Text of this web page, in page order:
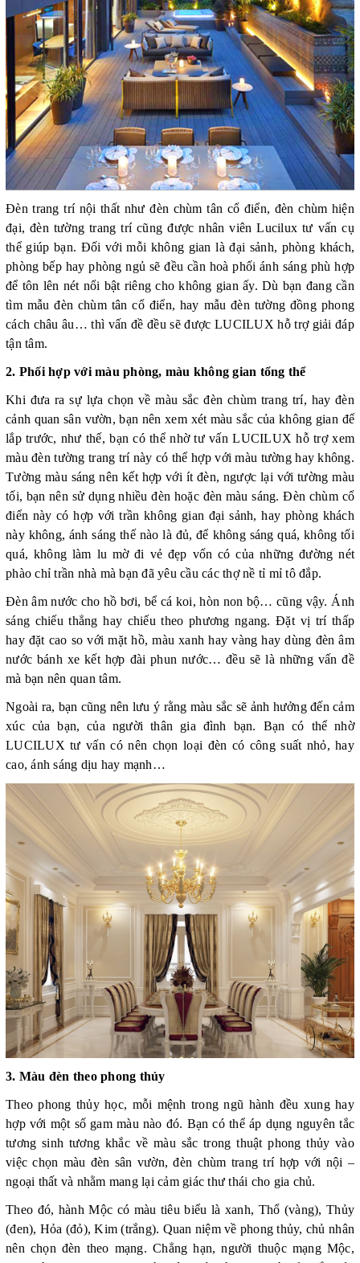
Đèn trang trí nội thất như đèn chùm tân cổ điển, đèn chùm hiện
đại, đèn tường trang trí cũng được nhân viên Lucilux tư vấn cụ
thể giúp bạn. Đối với mỗi không gian là đại sảnh, phòng khách,
phòng bếp hay phòng ngủ sẽ đều cần hoà phối ánh sáng phù hợp
để tôn lên nét nổi bật riêng cho không gian ấy. Dù bạn đang cần
tìm mẫu đèn chùm tân cổ điển, hay mẫu đèn tường đồng phong
cách châu âu… thì vấn đề đều sẽ được LUCILUX hỗ trợ giải đáp
tận tâm.
2. Phối hợp với màu phòng, màu không gian tổng thể
Khi đưa ra sự lựa chọn về màu sắc đèn chùm trang trí, hay đèn
cảnh quan sân vườn, bạn nên xem xét màu sắc của không gian để
lắp trước, như thế, bạn có thể nhờ tư vấn LUCILUX hỗ trợ xem
màu đèn tường trang trí này có thể hợp với màu tường hay không.
Tường màu sáng nên kết hợp với ít đèn, ngược lại với tường màu
tối, bạn nên sử dụng nhiều đèn hoặc đèn màu sáng. Đèn chùm cổ
điển này có hợp với trần không gian đại sảnh, hay phòng khách
này không, ánh sáng thế nào là đủ, để không sáng quá, không tối
quá, không làm lu mờ đi vẻ đẹp vốn có của những đường nét
phào chỉ trần nhà mà bạn đã yêu cầu các thợ nề tỉ mỉ tô đắp.
Đèn âm nước cho hồ bơi, bể cá koi, hòn non bộ… cũng vậy. Ánh
sáng chiếu thẳng hay chiếu theo phương ngang. Đặt vị trí thấp
hay đặt cao so với mặt hồ, màu xanh hay vàng hay dùng đèn âm
nước bánh xe kết hợp đài phun nước… đều sẽ là những vấn đề
mà bạn nên quan tâm.
Ngoài ra, bạn cũng nên lưu ý rằng màu sắc sẽ ảnh hưởng đến cảm
xúc của bạn, của người thân gia đình bạn. Bạn có thể nhờ
LUCILUX tư vấn có nên chọn loại đèn có công suất nhỏ, hay
cao, ánh sáng dịu hay mạnh…
3. Màu đèn theo phong thủy
Theo phong thủy học, mỗi mệnh trong ngũ hành đều xung hay
hợp với một số gam màu nào đó. Bạn có thể áp dụng nguyên tắc
tương sinh tương khắc về màu sắc trong thuật phong thủy vào
việc chọn màu đèn sân vườn, đèn chùm trang trí hợp với nội –
ngoại thất và nhằm mang lại cảm giác thư thái cho gia chủ.
Theo đó, hành Mộc có màu tiêu biểu là xanh, Thổ (vàng), Thủy
(đen), Hỏa (đỏ), Kim (trắng). Quan niệm về phong thủy, chủ nhân
nên chọn đèn theo mạng. Chẳng hạn, người thuộc mạng Mộc,